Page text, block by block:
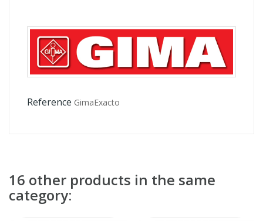
Reference GimaExacto
16 other products in the same
category: